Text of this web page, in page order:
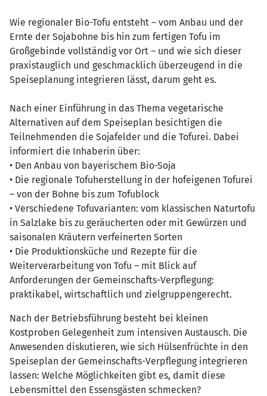
Wie regionaler Bio-Tofu entsteht – vom Anbau und der
Ernte der Sojabohne bis hin zum fertigen Tofu im
Großgebinde vollständig vor Ort – und wie sich dieser
praxistauglich und geschmacklich überzeugend in die
Speiseplanung integrieren lässt, darum geht es.
Nach einer Einführung in das Thema vegetarische
Alternativen auf dem Speiseplan besichtigen die
Teilnehmenden die Sojafelder und die Tofurei. Dabei
informiert die Inhaberin über:
• Den Anbau von bayerischem Bio-Soja
• Die regionale Tofuherstellung in der hofeigenen Tofurei
– von der Bohne bis zum Tofublock
• Verschiedene Tofuvarianten: vom klassischen Naturtofu
in Salzlake bis zu geräucherten oder mit Gewürzen und
saisonalen Kräutern verfeinerten Sorten
• Die Produktionsküche und Rezepte für die
Weiterverarbeitung von Tofu – mit Blick auf
Anforderungen der Gemeinschafts-Verpflegung:
praktikabel, wirtschaftlich und zielgruppengerecht.
Nach der Betriebsführung besteht bei kleinen
Kostproben Gelegenheit zum intensiven Austausch. Die
Anwesenden diskutieren, wie sich Hülsenfrüchte in den
Speiseplan der Gemeinschafts-Verpflegung integrieren
lassen: Welche Möglichkeiten gibt es, damit diese
Lebensmittel den Essensgästen schmecken?